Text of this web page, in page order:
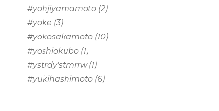
#yohjiyamamoto (2)
#yoke (3)
#yokosakamoto (10)
#yoshiokubo (1)
#ystrdy'stmrrw(1)
#yukihashimoto (6)